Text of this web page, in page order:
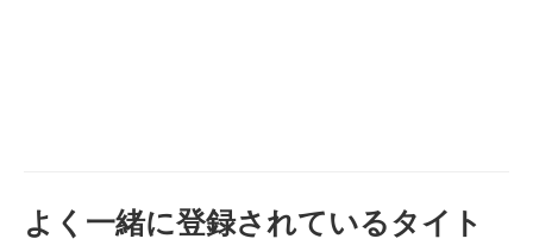
よく一緒に登録されているタイト